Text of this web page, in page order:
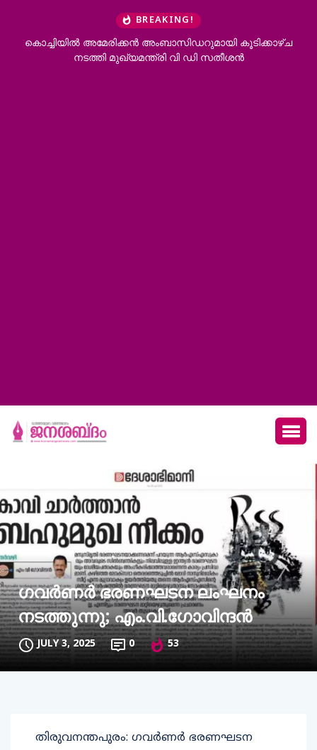
BREAKING!
കൊച്ചിയിൽ അമേരിക്കൻ അംബാസിഡറുമായി കൂടിക്കാഴ്ച
നടത്തി മുഖ്യമന്ത്രി വി ഡി സതീശൻ
ഗവര്‍ണര്‍ ഭരണഘടന ലംഘനം
നടത്തുന്നു; എം.വി.ഗോവിന്ദന്‍
JULY 3, 2025 0 53
തിരുവനന്തപുരം: ഗവര്‍ണര്‍ ഭരണഘടന